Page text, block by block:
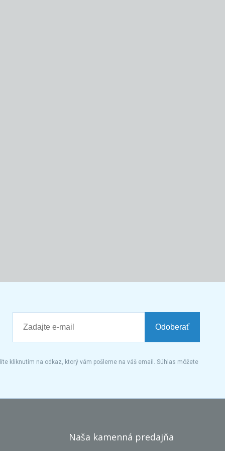
Odoberať
kliknutím na odkaz, ktorý vám pošleme na váš email. Súhlas môžete
Naša kamenná predajňa